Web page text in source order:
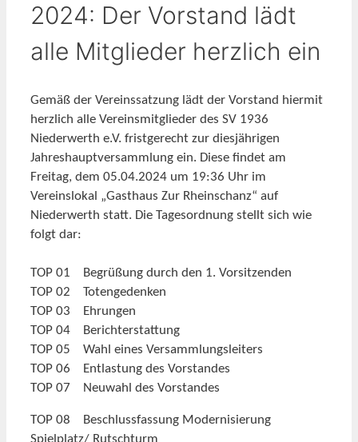
2024: Der Vorstand lädt
alle Mitglieder herzlich ein
Gemäß der Vereinssatzung lädt der Vorstand hiermit
herzlich alle Vereinsmitglieder des SV 1936
Niederwerth e.V. fristgerecht zur diesjährigen
Jahreshauptversammlung ein. Diese findet am
Freitag, dem 05.04.2024 um 19:36 Uhr im
Vereinslokal „Gasthaus Zur Rheinschanz“ auf
Niederwerth statt. Die Tagesordnung stellt sich wie
folgt dar:
TOP 01 Begrüßung durch den 1. Vorsitzenden
TOP 02 Totengedenken
TOP 03 Ehrungen
TOP 04 Berichterstattung
TOP 05 Wahl eines Versammlungsleiters
TOP 06 Entlastung des Vorstandes
TOP 07 Neuwahl des Vorstandes
TOP 08 Beschlussfassung Modernisierung